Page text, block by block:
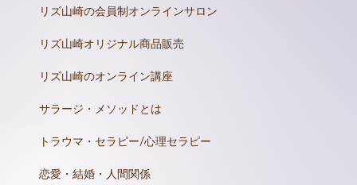
リズ山崎の会員制オンラインサロン
リズ山崎オリジナル商品販売
リズ山崎のオンライン講座
サラージ・メソッドとは
トラウマ・セラピー/心理セラピー
恋愛・結婚・人間関係